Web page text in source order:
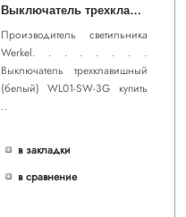
В
ыключатель трехклавишный (белый) WL01-SW-3G
Производитель светильника
Werkel. . . . . . . .
Выключатель трехклавишный
(белый) WL01-SW-3G купить
..
в закладки
в сравнение